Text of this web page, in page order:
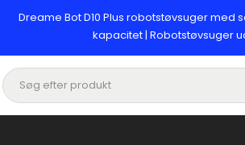
Dreame Bot D10 Plus robotstøvsuger med
kapacitet | Robotstøvsuger